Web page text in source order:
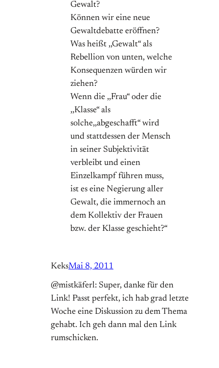
Gewalt?
Können wir eine neue
Gewaltdebatte eröffnen?
Was heißt ,,Gewalt“ als
Rebellion von unten, welche
Konsequenzen würden wir
ziehen?
Wenn die ,,Frau“ oder die
,,Klasse“ als
solche,,abgeschafft“ wird
und stattdessen der Mensch
in seiner Subjektivität
verbleibt und einen
Einzelkampf führen muss,
ist es eine Negierung aller
Gewalt, die immernoch an
dem Kollektiv der Frauen
bzw. der Klasse geschieht?“
KeksMai 8, 2011
@mistkäferl: Super, danke für den
Link! Passt perfekt, ich hab grad letzte
Woche eine Diskussion zu dem Thema
gehabt. Ich geh dann mal den Link
rumschicken.